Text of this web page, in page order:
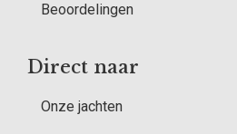
Beoordelingen
Direct naar
Onze jachten